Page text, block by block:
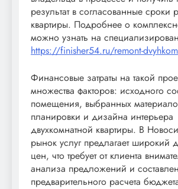
результат в согласованные сроки
квартиры. Подробнее о
можно узнать на
https://finisher54.ru/remont-
Финансовые затраты на такой
множества факторов: исходного
помещения, выбранных
планировки и дизайна интерьера
двухкомнатной квартиры. В
рынок услуг предлагает широкий
цен, что требует от клиента
анализа предложений и
предварительного расчета